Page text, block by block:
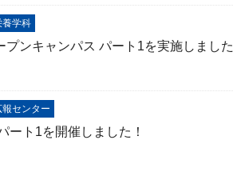
養学科
プンキャンパス パート1を実施しました
報センター
ート1を開催しました！